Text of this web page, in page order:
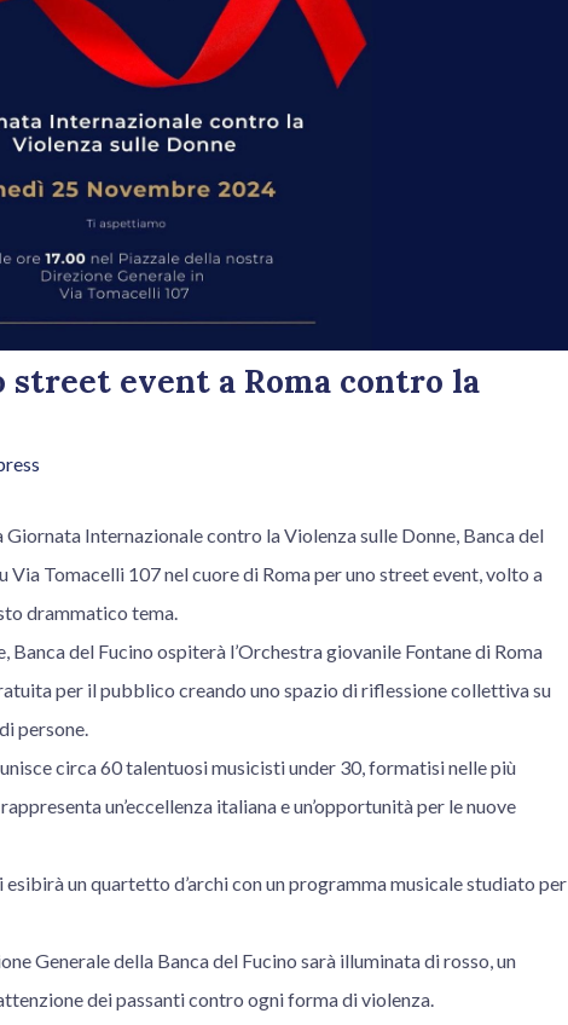
street event a Roma contro la
Giornata Internazionale contro la Violenza sulle Donne, Banca del
Tomacelli 107 nel cuore di Roma per uno street event, volto a
drammatico tema.
del Fucino ospiterà l’Orchestra giovanile Fontane di Roma
per il pubblico creando uno spazio di riflessione collettiva su
persone.
circa 60 talentuosi musicisti under 30, formatisi nelle più
un’eccellenza italiana e un’opportunità per le nuove
un quartetto d’archi con un programma musicale studiato per
Generale della Banca del Fucino sarà illuminata di rosso, un
dei passanti contro ogni forma di violenza.